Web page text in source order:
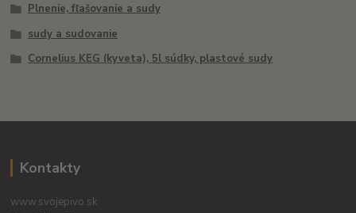
Plnenie, fľašovanie a sudy
sudy a sudovanie
Cornelius KEG (kyveta), 5l súdky, plastové sudy
Kontakty
www.svojepivo.sk